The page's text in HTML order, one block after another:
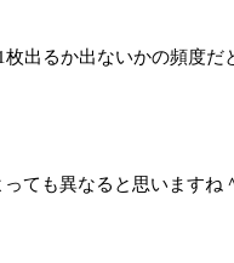
枚出るか出ないかの頻度だ
ても異なると思いますね